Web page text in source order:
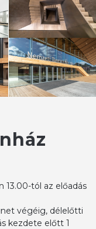
13.00-tól az előadás
végéig, délelőtti
kezdete előtt 1